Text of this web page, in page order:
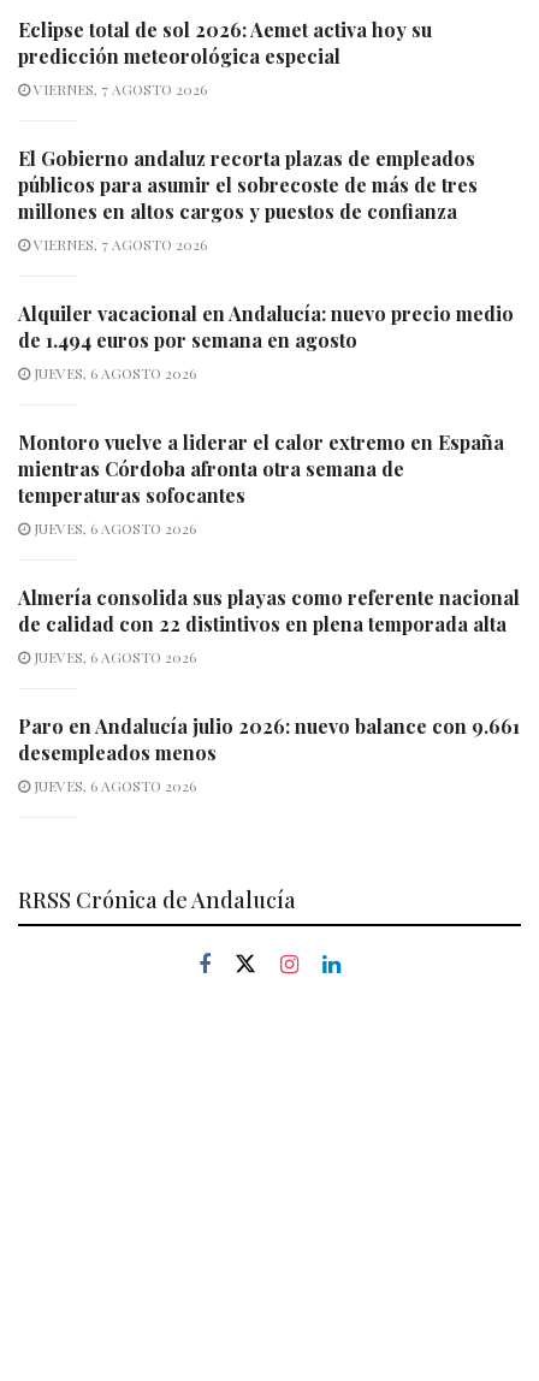
Eclipse total de sol 2026: Aemet activa hoy su
predicción meteorológica especial
VIERNES, 7 AGOSTO 2026
El Gobierno andaluz recorta plazas de empleados
públicos para asumir el sobrecoste de más de tres
millones en altos cargos y puestos de confianza
VIERNES, 7 AGOSTO 2026
Alquiler vacacional en Andalucía: nuevo precio medio
de 1.494 euros por semana en agosto
JUEVES, 6 AGOSTO 2026
Montoro vuelve a liderar el calor extremo en España
mientras Córdoba afronta otra semana de
temperaturas sofocantes
JUEVES, 6 AGOSTO 2026
Almería consolida sus playas como referente nacional
de calidad con 22 distintivos en plena temporada alta
JUEVES, 6 AGOSTO 2026
Paro en Andalucía julio 2026: nuevo balance con 9.661
desempleados menos
JUEVES, 6 AGOSTO 2026
RRSS Crónica de Andalucía